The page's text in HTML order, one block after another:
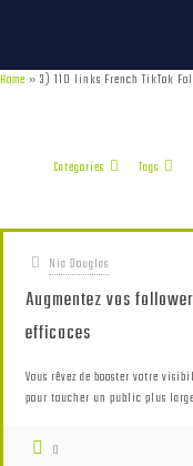
Home » 3) 110 links French TikTok
Categories Tags
Nia Douglas
Augmentez vos
efficaces
Vous rêvez de booster votre
pour toucher un public plus
0